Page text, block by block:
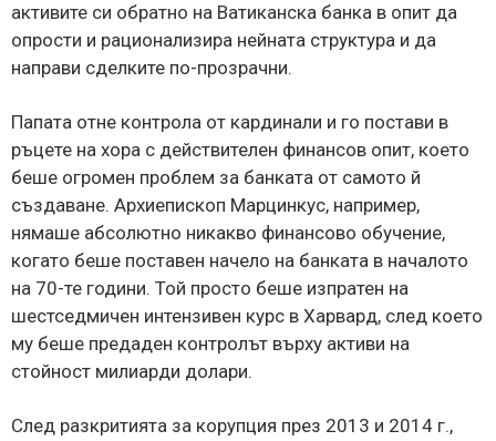
активите си обратно на Ватиканска банка в опит да
опрости и рационализира нейната структура и да
направи сделките по-прозрачни.
Папата отне контрола от кардинали и го постави в
ръцете на хора с действителен финансов опит, което
беше огромен проблем за банката от самото й
създаване. Архиепископ Марцинкус, например,
нямаше абсолютно никакво финансово обучение,
когато беше поставен начело на банката в началото
на 70-те години. Той просто беше изпратен на
шестседмичен интензивен курс в Харвард, след което
му беше предаден контролът върху активи на
стойност милиарди долари.
След разкритията за корупция през 2013 и 2014 г.,